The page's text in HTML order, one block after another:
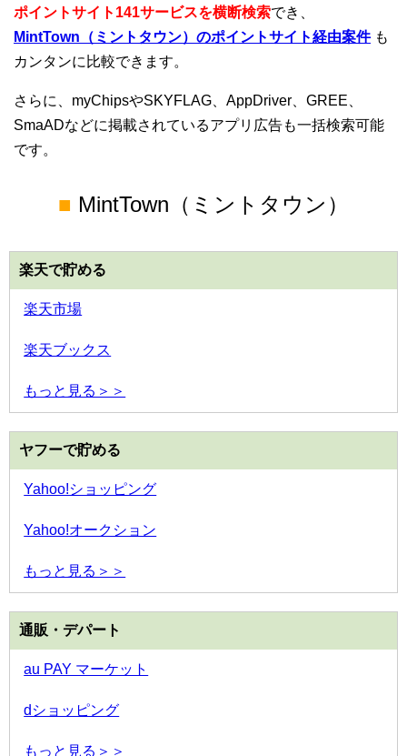
ポイントサイト141サービスを横断検索でき、
MintTown（ミントタウン）のポイントサイト経由案件も
カンタンに比較できます。
さらに、myChipsやSKYFLAG、AppDriver、GREE、
SmaADなどに掲載されているアプリ広告も一括検索可能
です。
■ MintTown（ミントタウン）
楽天で貯める
楽天市場
楽天ブックス
もっと見る＞＞
ヤフーで貯める
Yahoo!ショッピング
Yahoo!オークション
もっと見る＞＞
通販・デパート
au PAY マーケット
dショッピング
もっと見る＞＞